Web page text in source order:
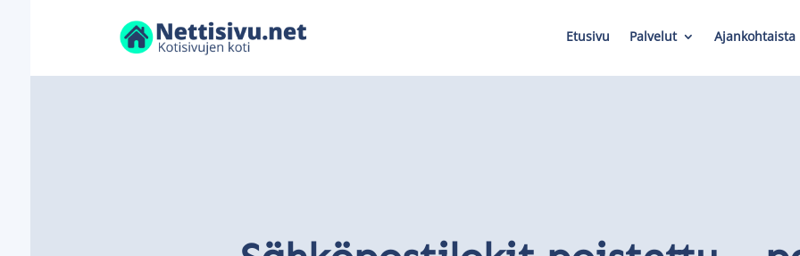
Etusivu Palvelut Ajankohtaista